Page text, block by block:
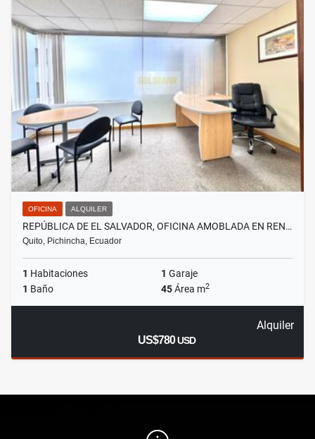
OFICINA ALQUILER
REPÚBLICA DE EL SALVADOR, OFICINA AMOBLADA EN REN…
Quito, Pichincha, Ecuador
1 Habitaciones 1 Garaje
1 Baño 45Área m2
Alquiler
US$780USD